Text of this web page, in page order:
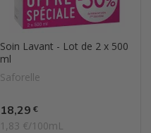
Soin Lavant - Lot de 2 x 500
ml
Saforelle
Prix
18,29 €
1,83 €/100mL